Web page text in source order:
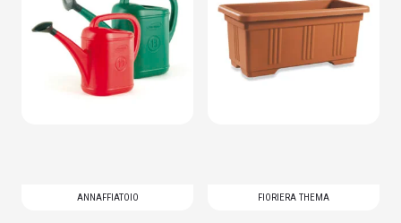
ANNAFFIATOIO FIORIERA THEMA